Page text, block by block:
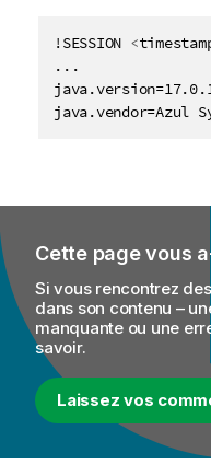
!SESSION <
...
java.vendor=Azul
Cette page vous
Si vous rencontrez
dans son contenu –
manquante ou une
savoir.
Laissez vos